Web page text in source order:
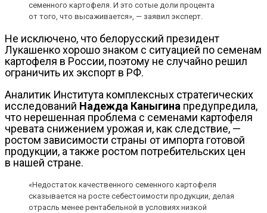
семенного картофеля. И это сотые доли процента
от того, что высаживается», — заявил эксперт.
Не исключено, что белорусский президент
Лукашенко хорошо знаком с ситуацией по семенам
картофеля в России, поэтому не случайно решил
ограничить их экспорт в РФ.
Аналитик Института комплексных стратегических
исследований Надежда Каныгина предупредила,
что нерешенная проблема с семенами картофеля
чревата снижением урожая и, как следствие, —
ростом зависимости страны от импорта готовой
продукции, а также ростом потребительских цен
в нашей стране.
«Недостаток качественного семенного картофеля
сказывается на росте себестоимости продукции, делая
отрасль менее рентабельной в условиях низкой